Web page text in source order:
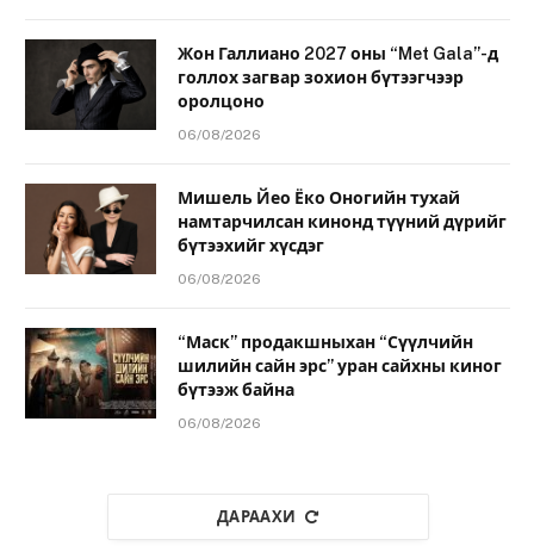
Жон Галлиано 2027 оны “Met Gala”-д
голлох загвар зохион бүтээгчээр
оролцоно
06/08/2026
Мишель Йео Ёко Оногийн тухай
намтарчилсан кинонд түүний дүрийг
бүтээхийг хүсдэг
06/08/2026
“Маск” продакшныхан “Сүүлчийн
шилийн сайн эрс” уран сайхны киног
бүтээж байна
06/08/2026
ДАРААХИ